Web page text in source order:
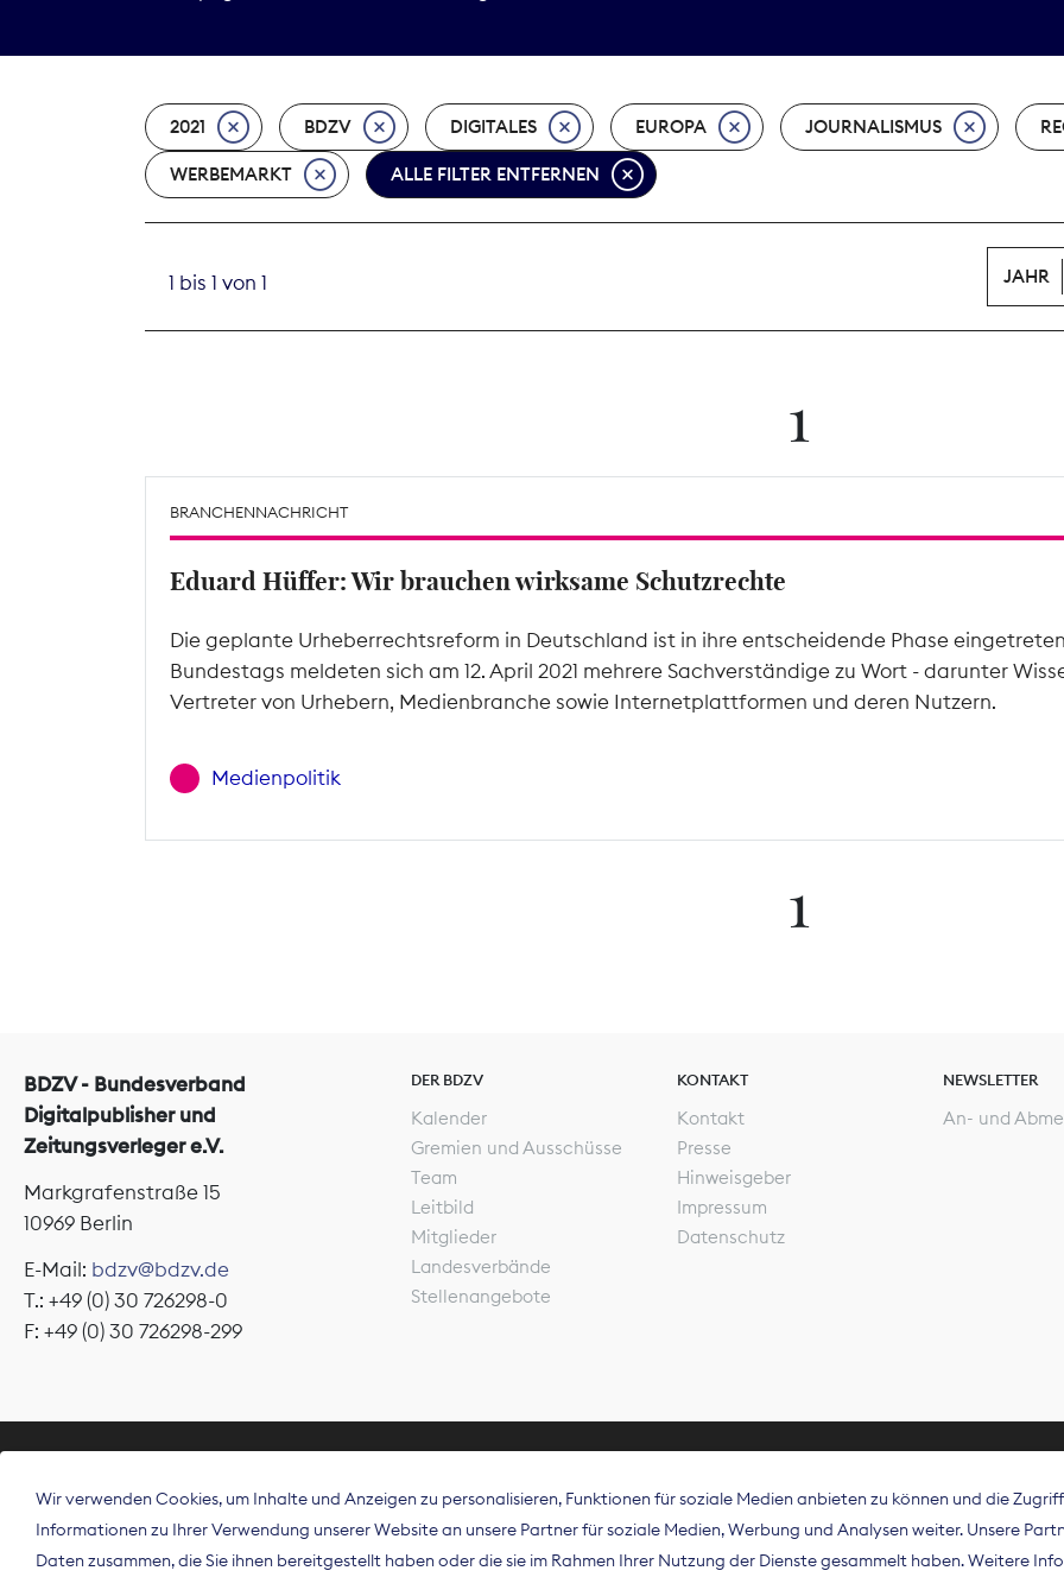
2021 BDZV DIGITALES EUROPA JOURNALISMUS
WERBEMARKT ALLE FILTER ENTFERNEN
1 bis 1 von 1 JAHR
1
BRANCHENNACHRICHT
Eduard Hüffer: Wir brauchen wirksame Schutzrechte
Die geplante Urheberrechtsreform in Deutschland ist in ihre entscheidende Phase
Bundestags meldeten sich am 12. April 2021 mehrere Sachverständige zu Wort - darunter
Vertreter von Urhebern, Medienbranche sowie Internetplattformen und deren Nutzern.
Medienpolitik
1
BDZV - Bundesverband
Digitalpublisher und
Zeitungsverleger e.V.
Markgrafenstraße 15
10969 Berlin
E-Mail: bdzv@bdzv.de
T.: +49 (0) 30 726298-0
F: +49 (0) 30 726298-299
DER BDZV
Kalender
Gremien und Ausschüsse
Team
Leitbild
Mitglieder
Landesverbände
Stellenangebote
KONTAKT
Kontakt
Presse
Hinweisgeber
Impressum
Datenschutz
NEWSLETTER
An- und
Der Bundesverband Digitalpublisher und Zeitungsverleger (BDZV)
Spitzenorganisation die Interessen der Zeitungsverlage und
Deutschland und auf EU-Ebene.
Wir verwenden Cookies, um Inhalte und Anzeigen zu personalisieren, Funktionen für soziale Medien anbieten zu können und die
Informationen zu Ihrer Verwendung unserer Website an unsere Partner für soziale Medien, Werbung und Analysen weiter. Unsere
Daten zusammen, die Sie ihnen bereitgestellt haben oder die sie im Rahmen Ihrer Nutzung der Dienste gesammelt haben. Weitere